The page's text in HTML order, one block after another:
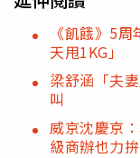
《飢餓》5
天甩1KG」
梁舒涵「夫
叫
威京沈慶京
級商辦也力